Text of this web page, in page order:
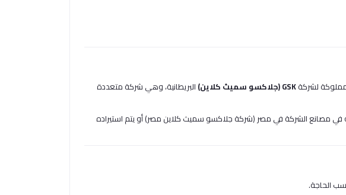
مملوكة لشركةGSK (جلاكسو سميث كلاين) البريطانية، وهي شركة متعددة
في مصانع الشركة في مصر (شركة جلاكسو سميث كلاين مصر) أو يتم استيراده